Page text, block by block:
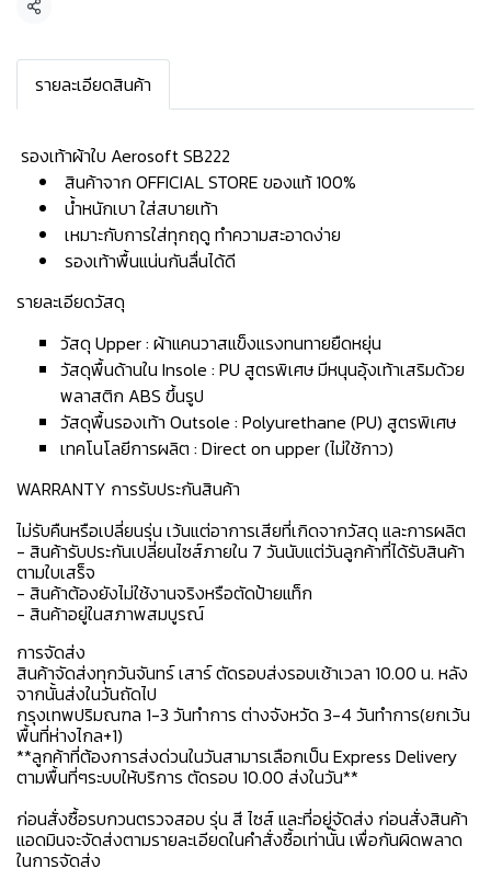
แชร์
รายละเอียดสินค้า
️ รองเท้าผ้าใบ Aerosoft SB222
สินค้าจาก OFFICIAL STORE ของแท้ 100%
น้ำหนักเบา ใส่สบายเท้า
เหมาะกับการใส่ทุกฤดู ทำความสะอาดง่าย
รองเท้าพื้นแน่นกันลื่นได้ดี
รายละเอียดวัสดุ
วัสดุ Upper : ผ้าแคนวาสแข็งแรงทนทายยืดหยุ่น
วัสดุพื้นด้านใน Insole : PU สูตรพิเศษ มีหนุนอุ้งเท้าเสริมด้วย
พลาสติก ABS ขึ้นรูป
วัสดุพื้นรองเท้า Outsole : Polyurethane (PU) สูตรพิเศษ
เทคโนโลยีการผลิต : Direct on upper (ไม่ใช้กาว)
WARRANTY การรับประกันสินค้า
ไม่รับคืนหรือเปลี่ยนรุ่น เว้นแต่อาการเสียที่เกิดจากวัสดุ และการผลิต
- สินค้ารับประกันเปลี่ยนไซส์ภายใน 7 วันนับแต่วันลูกค้าที่ได้รับสินค้า
ตามใบเสร็จ
- สินค้าต้องยังไม่ใช้งานจริงหรือตัดป้ายแท็ก
- สินค้าอยู่ในสภาพสมบูรณ์
การจัดส่ง
สินค้าจัดส่งทุกวันจันทร์ เสาร์ ตัดรอบส่งรอบเช้าเวลา 10.00 น. หลัง
จากนั้นส่งในวันถัดไป
กรุงเทพปริมณฑล 1-3 วันทำการ ต่างจังหวัด 3-4 วันทำการ(ยกเว้น
พื้นที่ห่างไกล+1)
**ลูกค้าที่ต้องการส่งด่วนในวันสามารเลือกเป็น Express Delivery
ตามพื้นที่ๆระบบให้บริการ ตัดรอบ 10.00 ส่งในวัน**
ก่อนสั่งซื้อรบกวนตรวจสอบ รุ่น สี ไซส์ และที่อยู่จัดส่ง ก่อนสั่งสินค้า
แอดมินจะจัดส่งตามรายละเอียดในคำสั่งซื้อเท่านั้น เพื่อกันผิดพลาด
ในการจัดส่ง